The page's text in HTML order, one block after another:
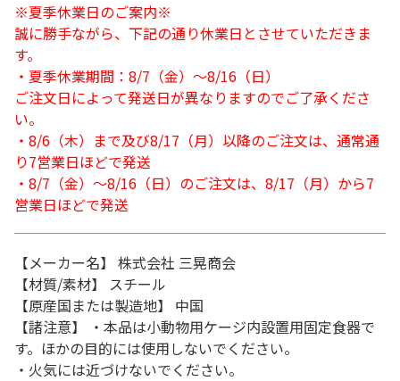
※夏季休業日のご案内※
誠に勝手ながら、下記の通り休業日とさせていただきま
す。
・夏季休業期間：8/7（金）～8/16（日）
ご注文日によって発送日が異なりますのでご了承くださ
い。
・8/6（木）まで及び8/17（月）以降のご注文は、通常通
り7営業日ほどで発送
・8/7（金）～8/16（日）のご注文は、8/17（月）から7
営業日ほどで発送
【メーカー名】 株式会社 三晃商会
【材質/素材】 スチール
【原産国または製造地】 中国
【諸注意】 ・本品は小動物用ケージ内設置用固定食器で
す。ほかの目的には使用しないでください。
・火気には近づけないでください。